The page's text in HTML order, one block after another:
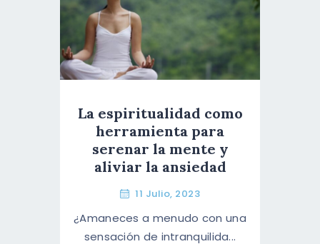
La espiritualidad como
herramienta para
serenar la mente y
aliviar la ansiedad
11 Julio, 2023
¿Amaneces a menudo con una
sensación de intranquilida...